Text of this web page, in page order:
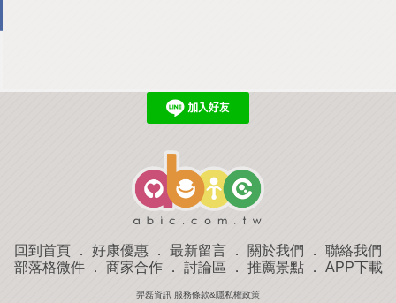
回到首頁 ． 好康優惠 ． 最新留言 ． 關於我們 ． 聯絡我們
部落格微件． 商家合作． 討論區 ． 推薦景點． APP下載
羿磊資訊 服務條款&隱私權政策